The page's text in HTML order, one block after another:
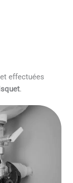
effectuées
.